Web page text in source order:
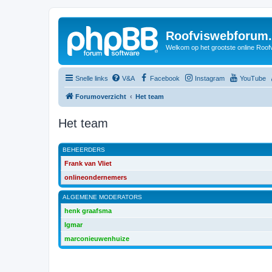
Welkom op het grootste online
Snelle links V&A Facebook Instagram YouTube
Forumoverzicht Het team
Het team
BEHEERDERS
Frank van Vliet
onlineondernemers
ALGEMENE MODERATORS
henk graafsma
Igmar
marconieuwenhuize